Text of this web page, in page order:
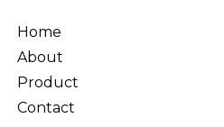
Home
About
Product
Contact